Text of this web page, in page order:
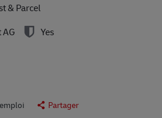
& Parcel
AG
Yes
Partager